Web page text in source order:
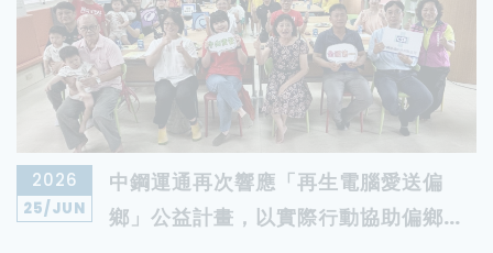
2026
25/JUN
中鋼運通再次響應「再生電腦愛送偏
鄉」公益計畫，以實際行動協助偏鄉學